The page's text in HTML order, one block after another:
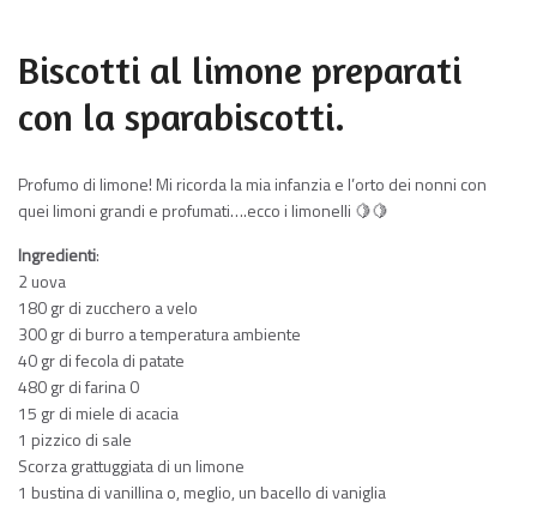
Biscotti al limone preparati
con la sparabiscotti.
Profumo di limone! Mi ricorda la mia infanzia e l’orto dei nonni con
quei limoni grandi e profumati….ecco i limonelli 🍋🍋
Ingredienti:
2 uova
180 gr di zucchero a velo
300 gr di burro a temperatura ambiente
40 gr di fecola di patate
480 gr di farina 0
15 gr di miele di acacia
1 pizzico di sale
Scorza grattuggiata di un limone
1 bustina di vanillina o, meglio, un bacello di vaniglia